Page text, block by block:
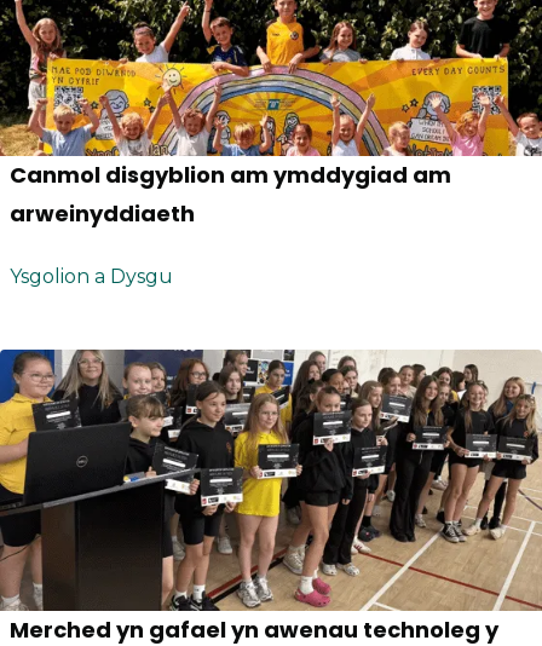
Canmol disgyblion am ymddygiad am
arweinyddiaeth
Ysgolion a Dysgu
Merched yn gafael yn awenau technoleg y